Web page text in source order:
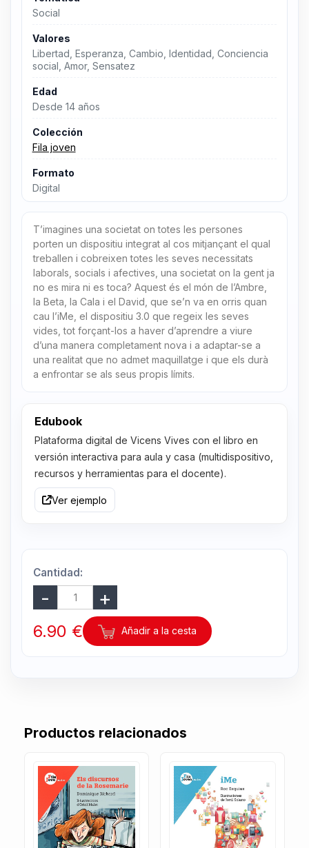
Social
Valores
Libertad, Esperanza, Cambio, Identidad, Conciencia
social, Amor, Sensatez
Edad
Desde 14 años
Colección
Fila joven
Formato
Digital
T’imagines una societat on totes les persones
porten un dispositiu integrat al cos mitjançant el qual
treballen i cobreixen totes les seves necessitats
laborals, socials i afectives, una societat on la gent ja
no es mira ni es toca? Aquest és el món de l’Ambre,
la Beta, la Cala i el David, que se’n va en orris quan
cau l’iMe, el dispositiu 3.0 que regeix les seves
vides, tot forçant-los a haver d’aprendre a viure
d’una manera completament nova i a adaptar-se a
una realitat que no admet maquillatge i que els durà
a enfrontar se als seus propis límits.
Edubook
Plataforma digital de Vicens Vives con el libro en
versión interactiva para aula y casa (multidispositivo,
recursos y herramientas para el docente).
Ver ejemplo
Cantidad:
6.90 € Añadir a la cesta
Productos relacionados